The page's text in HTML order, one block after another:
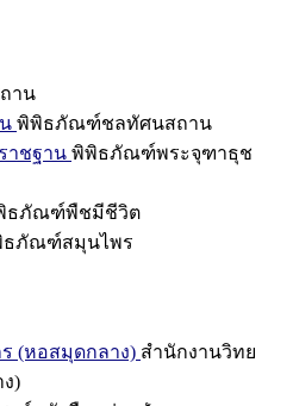
าน
พิพิธภัณฑ์ชลทัศนสถาน
ชฐาน พิพิธภัณฑ์พระจุฑาธุช
ธภัณฑ์พืชมีชีวิต
ภัณฑ์สมุนไพร
(หอสมุดกลาง) สำนักงานวิทย
)